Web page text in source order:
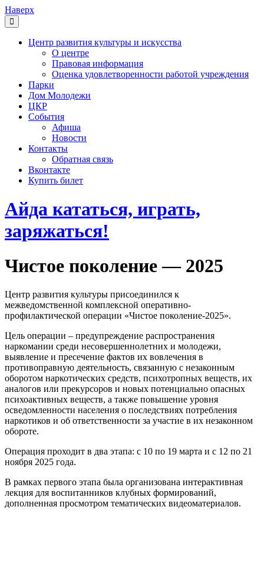
Наверх
Центр развития культуры и искусства
О центре
Правовая информация
Оценка удовлетворенности работой учреждения
Парки
Дом Молодежи
ЦКР
События
Афиша
Новости
Контакты
Обратная связь
Вконтакте
Купить билет
Айда кататься, играть,
заряжаться!
Чистое поколение — 2025
Центр развития культуры присоединился к
межведомственной комплексной оперативно-
профилактической операции «Чистое поколение-2025».
Цель операции – предупреждение распространения
наркомании среди несовершеннолетних и молодежи,
выявление и пресечение фактов их вовлечения в
противоправную деятельность, связанную с незаконным
оборотом наркотических средств, психотропных веществ, их
аналогов или прекурсоров и новых потенциально опасных
психоактивных веществ, а также повышение уровня
осведомленности населения о последствиях потребления
наркотиков и об ответственности за участие в их незаконном
обороте.
Операция проходит в два этапа: с 10 по 19 марта и с 12 по 21
ноября 2025 года.
В рамках первого этапа была организована интерактивная
лекция для воспитанников клубных формирований,
дополненная просмотром тематических видеоматериалов.